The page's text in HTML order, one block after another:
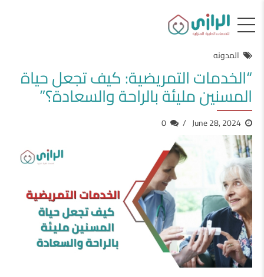
المدونه
“الخدمات التمريضية: كيف تجعل حياة
المسنين مليئة بالراحة والسعادة؟”
June 28, 2024
0